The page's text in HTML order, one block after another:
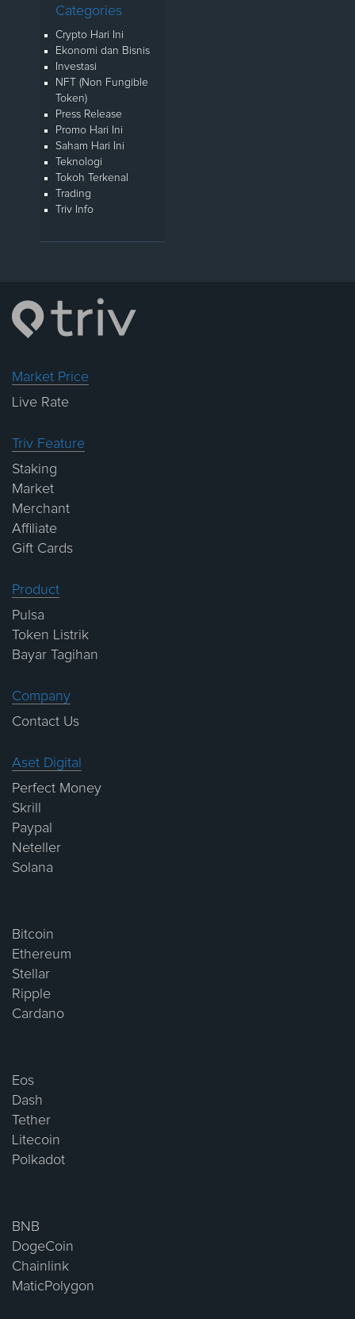
Categories
Crypto Hari Ini
Ekonomi dan Bisnis
Investasi
NFT (Non Fungible
Token)
Press Release
Promo Hari Ini
Saham Hari Ini
Teknologi
Tokoh Terkenal
Trading
Triv Info
Market Price
Live Rate
Triv Feature
Staking
Market
Merchant
Affiliate
Gift Cards
Product
Pulsa
Token Listrik
Bayar Tagihan
Company
Contact Us
Aset Digital
Perfect Money
Skrill
Paypal
Neteller
Solana
Bitcoin
Ethereum
Stellar
Ripple
Cardano
Eos
Dash
Tether
Litecoin
Polkadot
BNB
DogeCoin
Chainlink
MaticPolygon